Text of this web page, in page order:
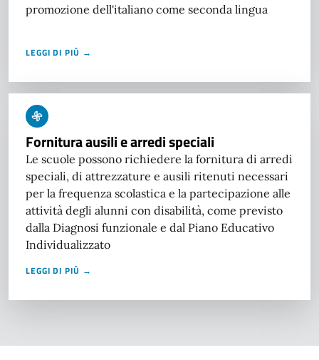
promozione dell'italiano come seconda lingua
LEGGI DI PIÙ →
Fornitura ausili e arredi speciali
Le scuole possono richiedere la fornitura di arredi
speciali, di attrezzature e ausili ritenuti necessari
per la frequenza scolastica e la partecipazione alle
attività degli alunni con disabilità, come previsto
dalla Diagnosi funzionale e dal Piano Educativo
Individualizzato
LEGGI DI PIÙ →